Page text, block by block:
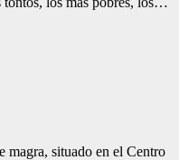
magra, situado en el Centro